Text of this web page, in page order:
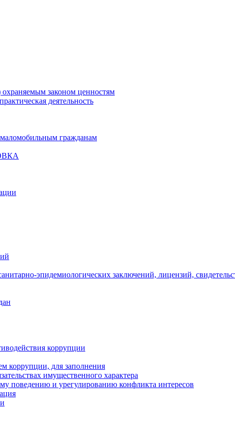
законом ценностям
деятельность
гражданам
эпидемиологических заключений, лицензий,
коррупции
коррупции, для заполнения
имущественного характера
поведению и урегулированию конфликта интересов